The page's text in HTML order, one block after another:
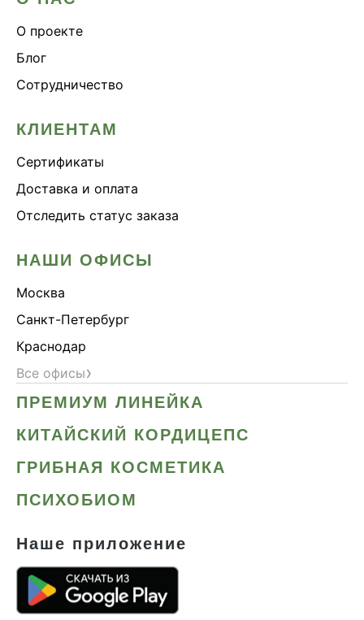
О проекте
Блог
Сотрудничество
КЛИЕНТАМ
Сертификаты
Доставка и оплата
Отследить статус заказа
НАШИ ОФИСЫ
Москва
Санкт-Петербург
Краснодар
Все офисы›
ПРЕМИУМ ЛИНЕЙКА
КИТАЙСКИЙ КОРДИЦЕПС
ГРИБНАЯ КОСМЕТИКА
ПСИХОБИОМ
Наше приложение